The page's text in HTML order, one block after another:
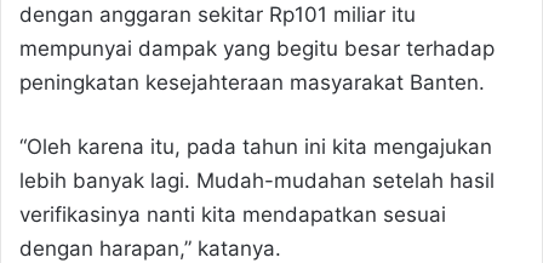
dengan anggaran sekitar Rp101 miliar itu
mempunyai dampak yang begitu besar terhadap
peningkatan kesejahteraan masyarakat Banten.
“Oleh karena itu, pada tahun ini kita mengajukan
lebih banyak lagi. Mudah-mudahan setelah hasil
verifikasinya nanti kita mendapatkan sesuai
dengan harapan,” katanya.